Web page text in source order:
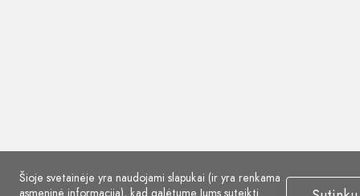
Šioje svetainėje yra naudojami slapukai (ir yra renkama
asmeninė informacija), kad galėtume Jums suteikti